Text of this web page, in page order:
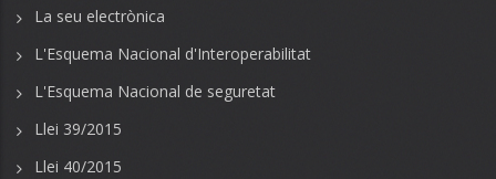
La seu electrònica
L'Esquema Nacional d'Interoperabilitat
L'Esquema Nacional de seguretat
Llei 39/2015
Llei 40/2015